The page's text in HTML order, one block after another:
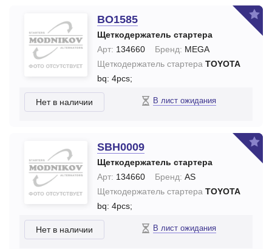
BO1585
Щеткодержатель стартера
Арт: 134660 Бренд: MEGA
Щеткодержатель стартера TOYOTA
bq: 4pcs;
Нет в наличии В лист ожидания
SBH0009
Щеткодержатель стартера
Арт: 134660 Бренд: AS
Щеткодержатель стартера TOYOTA
bq: 4pcs;
Нет в наличии В лист ожидания